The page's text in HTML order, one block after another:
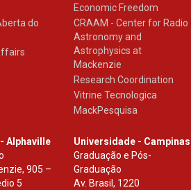
do
Economic Freedom
CRAAM - Center for Radio
Astronomy and
Astrophysics at
Mackenzie
Research Coordination
Vitrine Tecnologica
MackPesquisa
Alphaville
905 –
5
Universidade - Campinas
Graduação e Pós-
Graduação
Av. Brasil, 1220